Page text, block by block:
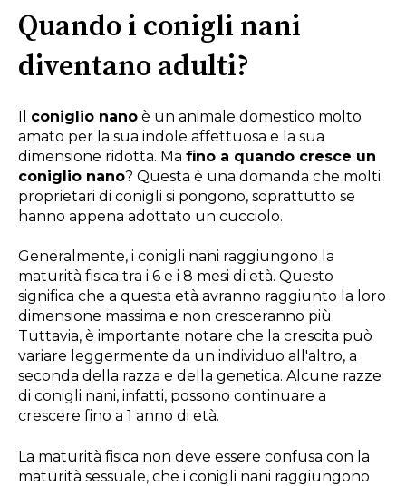
Quando i conigli nani
diventano adulti?
Il coniglio nano è un animale domestico molto
amato per la sua indole affettuosa e la sua
dimensione ridotta. Ma fino a quando cresce un
coniglio nano? Questa è una domanda che molti
proprietari di conigli si pongono, soprattutto se
hanno appena adottato un cucciolo.
Generalmente, i conigli nani raggiungono la
maturità fisica tra i 6 e i 8 mesi di età. Questo
significa che a questa età avranno raggiunto la loro
dimensione massima e non cresceranno più.
Tuttavia, è importante notare che la crescita può
variare leggermente da un individuo all'altro, a
seconda della razza e della genetica. Alcune razze
di conigli nani, infatti, possono continuare a
crescere fino a 1 anno di età.
La maturità fisica non deve essere confusa con la
maturità sessuale, che i conigli nani raggiungono